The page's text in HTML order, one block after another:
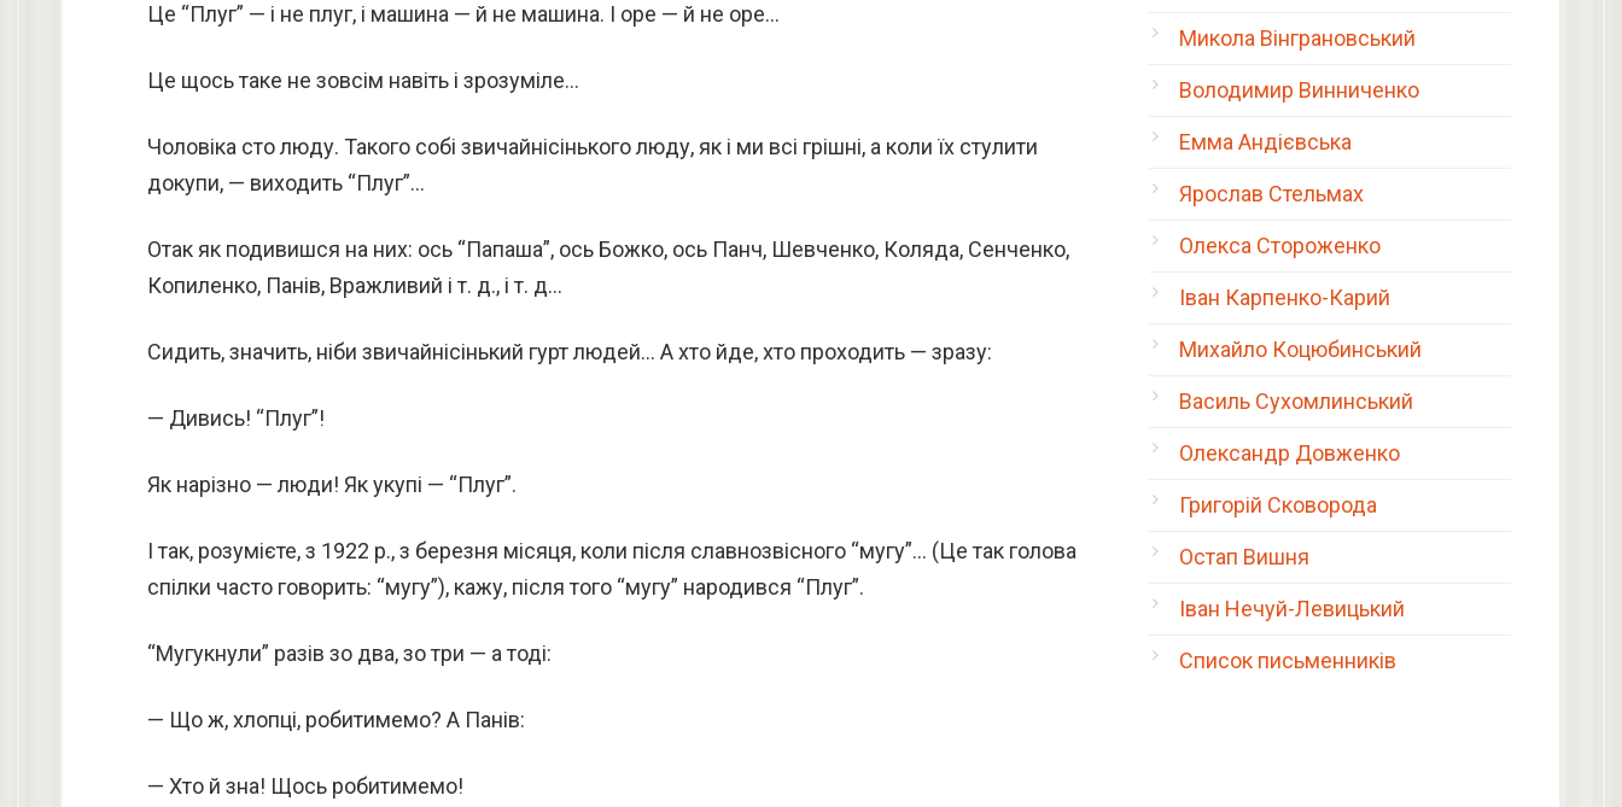
Це “Плуг” — і не плуг, і машина — й не машина. І оре — й не оре…
Це щось таке не зовсім навіть і зрозуміле…
Чоловіка сто люду. Такого собі звичайнісінького люду, як і ми всі грішні, а коли їх стулити
докупи, — виходить “Плуг”…
Отак як подивишся на них: ось “Папаша”, ось Божко, ось Панч, Шевченко, Коляда, Сенченко,
Копиленко, Панів, Вражливий і т. д., і т. д…
Сидить, значить, ніби звичайнісінький гурт людей… А хто йде, хто проходить — зразу:
— Дивись! “Плуг”!
Як нарізно — люди! Як укупі — “Плуг”.
І так, розумієте, з 1922 p., з березня місяця, коли після славнозвісного “мугу”… (Це так голова
спілки часто говорить: “мугу”), кажу, після того “мугу” народився “Плуг”.
“Мугукнули” разів зо два, зо три — а тоді:
— Що ж, хлопці, робитимемо? А Панів:
— Хто й зна! Щось робитимемо!
Микола Вінграновський
Володимир Винниченко
Емма Андієвська
Ярослав Стельмах
Олекса Стороженко
Іван Карпенко-Карий
Михайло Коцюбинський
Василь Сухомлинський
Олександр Довженко
Григорій Сковорода
Остап Вишня
Іван Нечуй-Левицький
Список письменників